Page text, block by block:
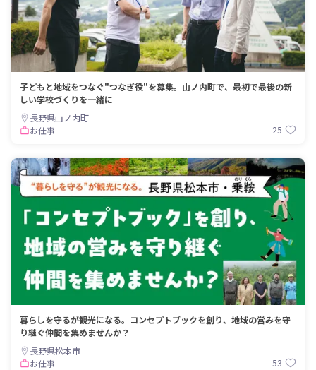
子どもと地域をつなぐ"つなぎ役"を募集。山ノ内町で、最初で最後の新
しい学校づくりを一緒に
長野県山ノ内町
お仕事
25
暮らしを守るが観光になる。コンセプトブックを創り、地域の営みを守
り継ぐ仲間を集めませんか？
長野県松本市
お仕事
53